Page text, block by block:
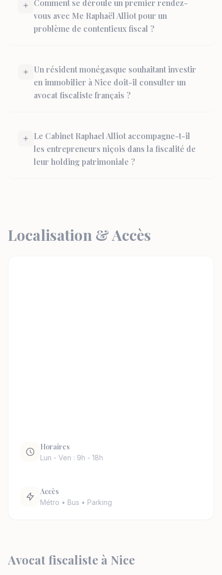
Comment se déroule un premier rendez-
vous avec Me Raphaël Alliot pour un
problème de contentieux fiscal ?
Un résident monégasque souhaitant investir
en immobilier à Nice doit-il consulter un
avocat fiscaliste français ?
Le Cabinet Raphael Alliot accompagne-t-il
les entrepreneurs niçois dans la fiscalité de
leur holding patrimoniale ?
Localisation & Accès
Horaires
Lun - Ven : 9h - 18h
Accès
Métro • Bus • Parking
Avocat fiscaliste à Nice